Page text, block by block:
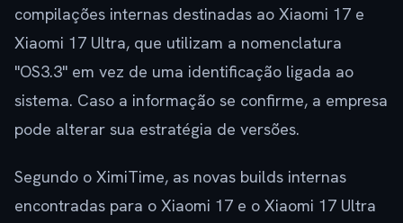
compilações internas destinadas ao Xiaomi 17 e
Xiaomi 17 Ultra, que utilizam a nomenclatura
"OS3.3" em vez de uma identificação ligada ao
sistema. Caso a informação se confirme, a empresa
pode alterar sua estratégia de versões.
Segundo o XimiTime, as novas builds internas
encontradas para o Xiaomi 17 e o Xiaomi 17 Ultra